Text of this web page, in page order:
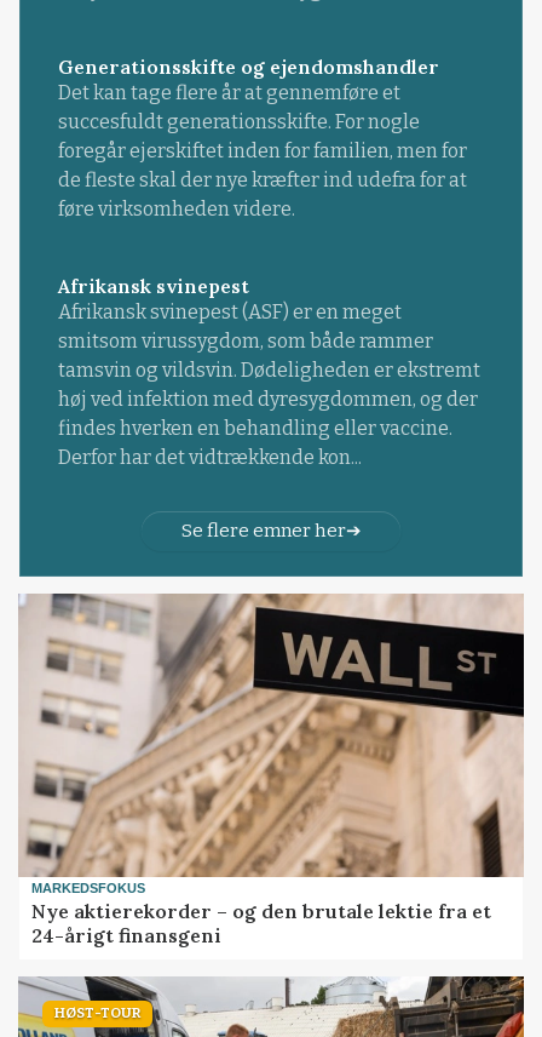
Generationsskifte og ejendomshandler
Det kan tage flere år at gennemføre et
succesfuldt generationsskifte. For nogle
foregår ejerskiftet inden for familien, men for
de fleste skal der nye kræfter ind udefra for at
føre virksomheden videre.
Afrikansk svinepest
Afrikansk svinepest (ASF) er en meget
smitsom virussygdom, som både rammer
tamsvin og vildsvin. Dødeligheden er ekstremt
høj ved infektion med dyresygdommen, og der
findes hverken en behandling eller vaccine.
Derfor har det vidtrækkende kon...
Se flere emner her
MARKEDSFOKUS
Nye aktierekorder – og den brutale lektie fra et
24-årigt finansgeni
HØST-TOUR